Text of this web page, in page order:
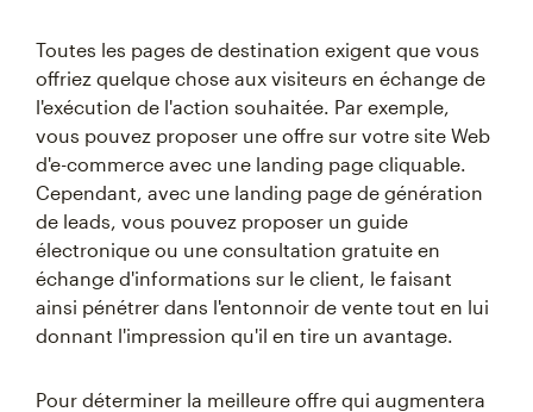
Toutes les pages de destination exigent que vous
offriez quelque chose aux visiteurs en échange de
l'exécution de l'action souhaitée. Par exemple,
vous pouvez proposer une offre sur votre site Web
d'e-commerce avec une landing page cliquable.
Cependant, avec une landing page de génération
de leads, vous pouvez proposer un guide
électronique ou une consultation gratuite en
échange d'informations sur le client, le faisant
ainsi pénétrer dans l'entonnoir de vente tout en lui
donnant l'impression qu'il en tire un avantage.
Pour déterminer la meilleure offre qui augmentera